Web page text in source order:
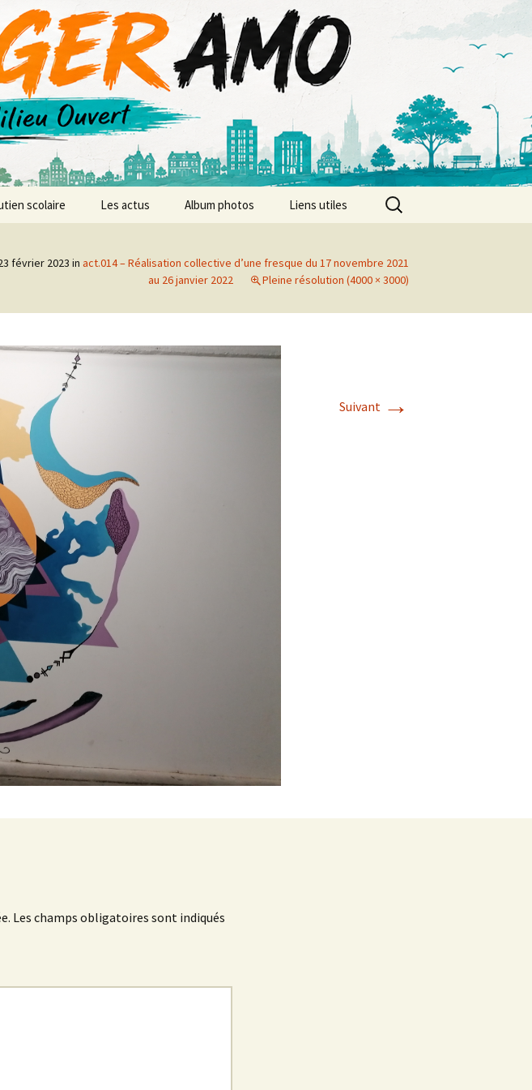
scolaire Les actus Album photos
Album photos 2025
Album photos 2024
Album photos 2023
Liens utiles
Rechercher :
février 2023 in act.014 – Réalisation collective d’une fresque du 17 novembre 2021
au 26 janvier 2022
Pleine résolution (4000 × 3000)
Suivant →
Les champs obligatoires sont indiqués